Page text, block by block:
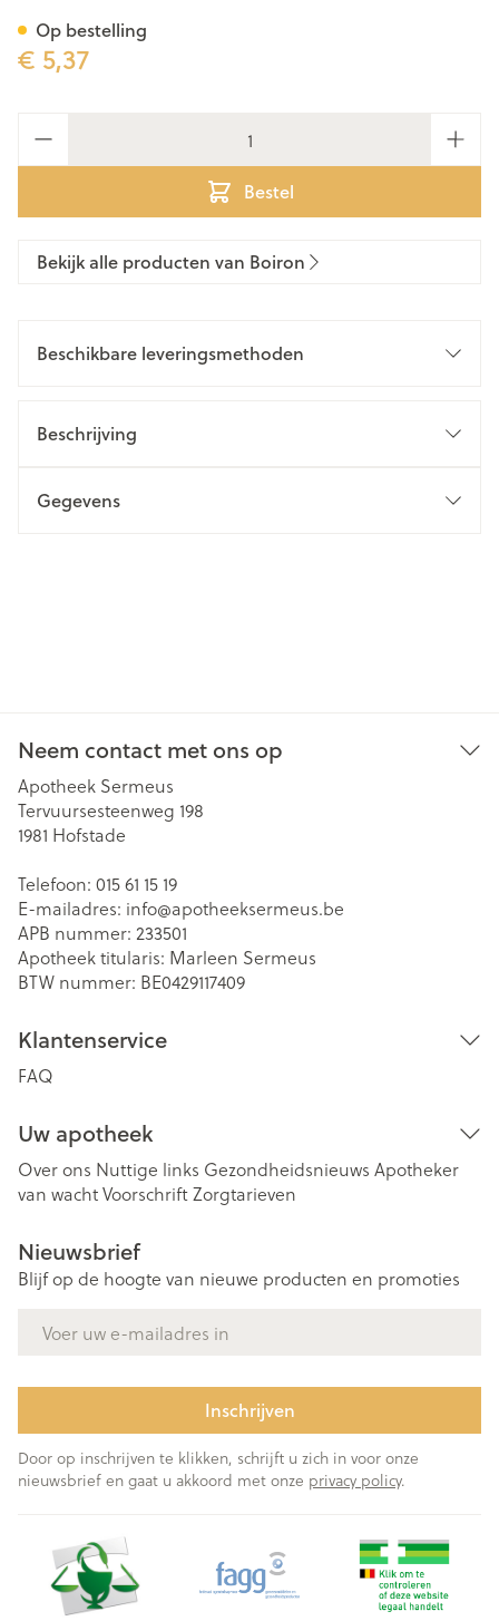
€ 5,37
Bestel
Op bestelling
Bekijk alle producten van Boiron
Beschikbare leveringsmethoden
Beschrijving
Gegevens
Neem contact met ons op
Apotheek Sermeus
Tervuursesteenweg 198
1981 Hofstade
Telefoon: 015 61 15 19
E-mailadres: info@apotheeksermeus.be
APB nummer: 233501
Apotheek titularis: Marleen Sermeus
BTW nummer: BE0429117409
Klantenservice
FAQ
Uw apotheek
Over ons Nuttige links Gezondheidsnieuws Apotheker
van wachtVoorschriftZorgtarieven
Nieuwsbrief
Blijf op de hoogte van nieuwe producten en promoties
Inschrijven
Door op inschrijven te klikken, schrijft u zich in voor onze
nieuwsbrief en gaat u akkoord met onze privacy policy.